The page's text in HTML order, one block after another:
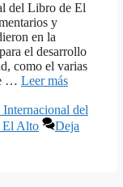
del Libro de El
y
en la
el desarrollo
como el varias
… Leer más
Internacional del
El Alto
Deja